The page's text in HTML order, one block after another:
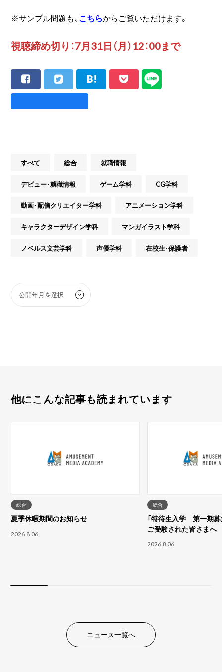
※サンプル問題も、 こちらからご覧いただけます。
視聴締め切り：7月31日（月）12：00まで
すべて 総合 就職情報
デビュー・就職情報 ゲーム学科 CG学科
動画・配信クリエイター学科 アニメーション学科
キャラクターデザイン学科 マンガイラスト学科
ノベルス文芸学科 声優学科 在校生・保護者
他にこんな記事も読まれています
総合
夏季休暇期間のお知らせ
2026.8.06
総合
「特待生入学 第一期募
ご受験された皆さまへ
2026.8.06
ニュース一覧へ